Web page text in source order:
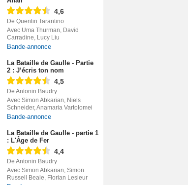
4,6
De Quentin Tarantino
Avec Uma Thurman, David
Carradine, Lucy Liu
Bande-annonce
La Bataille de Gaulle - Partie
2 : J’écris ton nom
4,5
De Antonin Baudry
Avec Simon Abkarian, Niels
Schneider, Anamaria Vartolomei
Bande-annonce
La Bataille de Gaulle - partie 1
: L'Âge de Fer
4,4
De Antonin Baudry
Avec Simon Abkarian, Simon
Russell Beale, Florian Lesieur